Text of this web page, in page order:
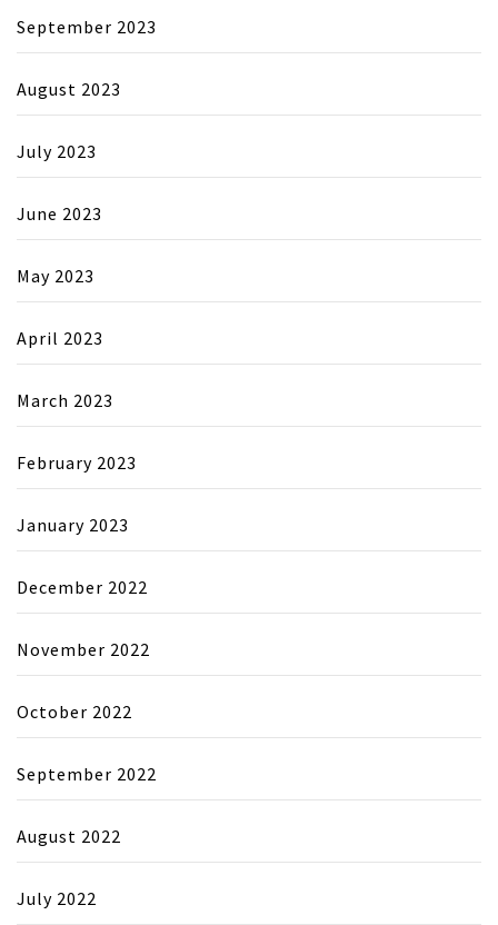
September 2023
August 2023
July 2023
June 2023
May 2023
April 2023
March 2023
February 2023
January 2023
December 2022
November 2022
October 2022
September 2022
August 2022
July 2022